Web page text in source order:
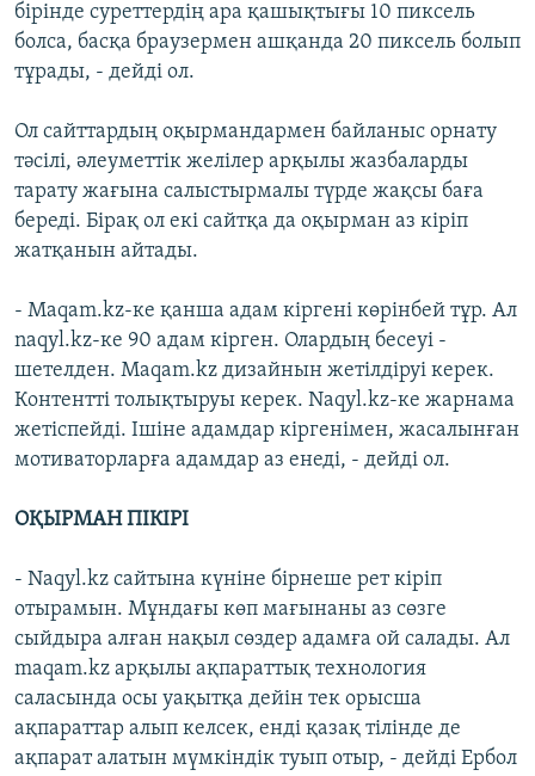
бірінде суреттердің ара қашықтығы 10 пиксель
болса, басқа браузермен ашқанда 20 пиксель болып
тұрады, - дейді ол.
Ол сайттардың оқырмандармен байланыс орнату
тәсілі, әлеуметтік желілер арқылы жазбаларды
тарату жағына салыстырмалы түрде жақсы баға
береді. Бірақ ол екі сайтқа да оқырман аз кіріп
жатқанын айтады.
- Maqam.kz-ке қанша адам кіргені көрінбей тұр. Ал
naqyl.kz-ке 90 адам кірген. Олардың бесеуі -
шетелден. Мaqam.kz дизайнын жетілдіруі керек.
Контентті толықтыруы керек. Naqyl.kz-ке жарнама
жетіспейді. Ішіне адамдар кіргенімен, жасалынған
мотиваторларға адамдар аз енеді, - дейді ол.
ОҚЫРМАН ПІКІРІ
- Naqyl.kz сайтына күніне бірнеше рет кіріп
отырамын. Мұндағы көп мағынаны аз сөзге
сыйдыра алған нақыл сөздер адамға ой салады. Ал
maqam.kz арқылы ақпараттық технология
саласында осы уақытқа дейін тек орысша
ақпараттар алып келсек, енді қазақ тілінде де
ақпарат алатын мүмкіндік туып отыр, - дейді Ербол